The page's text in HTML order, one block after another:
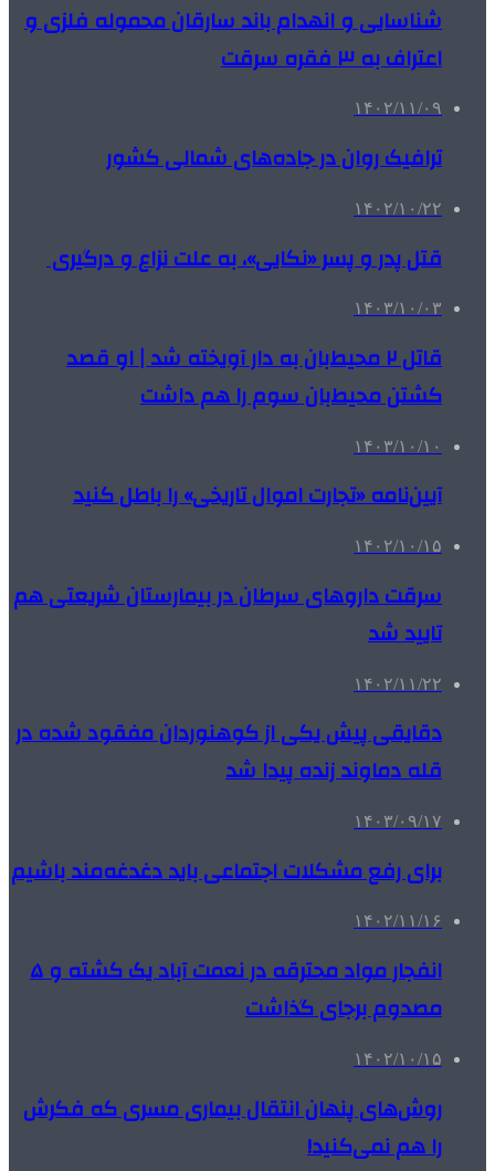
شناسایی و انهدام باند سارقان محموله فلزی و
اعتراف به ۳ فقره سرقت
۱۴۰۲/۱۱/۰۹
ترافیک روان در جاده‌های شمالی کشور
۱۴۰۲/۱۰/۲۲
قتل پدر و پسر «نکایی»، به علت نزاع و درگیری
۱۴۰۳/۱۰/۰۳
قاتل ۲ محیط‌بان به دار آویخته شد | او قصد
کشتن محیط‌بان سوم را هم داشت
۱۴۰۳/۱۰/۱۰
آیین‌نامه «تجارت اموال تاریخی» را باطل کنید
۱۴۰۲/۱۰/۱۵
سرقت داروهای سرطان در بیمارستان شریعتی هم
تایید شد
۱۴۰۲/۱۱/۲۲
دقایقی پیش یکی از کوهنوردان مفقود شده در
قله دماوند زنده پیدا شد
۱۴۰۳/۰۹/۱۷
برای رفع مشکلات اجتماعی باید دغدغه‌مند باشیم
۱۴۰۲/۱۱/۱۶
انفجار مواد محترقه در نعمت آباد یک کشته و ۵
مصدوم برجای گذاشت
۱۴۰۲/۱۰/۱۵
روش‌های پنهان انتقال بیماری مسری که فکرش
را هم نمی‌کنید!